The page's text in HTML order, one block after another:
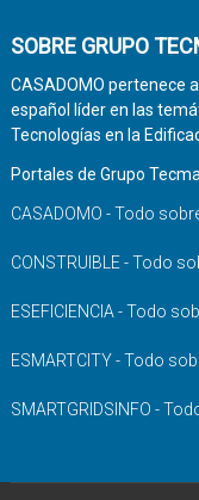
SOBRE GRUPO
CASADOMO pertenece a
español líder en las
Tecnologías en la
Portales de Grupo
CASADOMO - Todo
CONSTRUIBLE - Todo
ESEFICIENCIA - Todo
ESMARTCITY - Todo
SMARTGRIDSINFO -